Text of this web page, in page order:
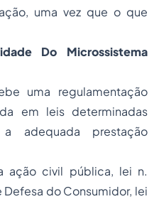
uma vez que o que
Do Microssistema
uma regulamentação
em leis determinadas
adequada prestação
ação civil pública, lei n.
do Consumidor, lei